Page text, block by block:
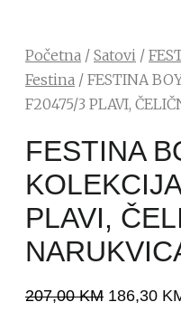
Početna / Satovi /
Festina / FESTINA
F20475/3 PLAVI,
FESTINA
PLAVI,
207,00KM 186,30